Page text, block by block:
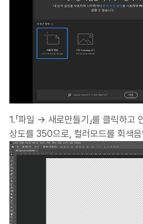
1.「파일 → 새로만들기」를 클릭하고
상도를 350으로, 컬러모드를 회색